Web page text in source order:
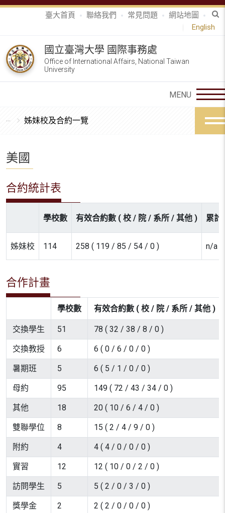
臺大首頁 聯絡我們 常見問題
網站地圖
English
國立臺灣大學 國際事務處
Office of International Affairs, National Taiwan
University
姊妹校及合約一覽
美國
合約統計表
學校數 有效合約數 ( 校 / 院 / 系所 / 其他 ) 累計
姊妹校 114 258 ( 119 / 85 / 54 / 0 ) n/a
合作計畫
學校數 有效合約數 ( 校 / 院 / 系所 / 其他 )
交換學生 51 78 ( 32 / 38 / 8 / 0 )
交換教授 6 6 ( 0 / 6 / 0 / 0 )
暑期班 5 6 ( 5 / 1 / 0 / 0 )
母約 95 149 ( 72 / 43 / 34 / 0 )
其他 18 20 ( 10 / 6 / 4 / 0 )
雙聯學位 8 15 ( 2 / 4 / 9 / 0 )
附約 4 4 ( 4 / 0 / 0 / 0 )
實習 12 12 ( 10 / 0 / 2 / 0 )
訪問學生 5 5 ( 2 / 0 / 3 / 0 )
獎學金 2 2 ( 2 / 0 / 0 / 0 )